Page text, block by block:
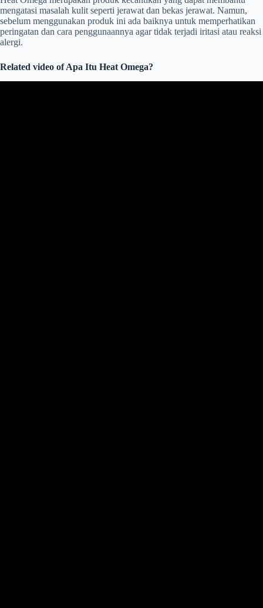
mengatasi masalah kulit seperti jerawat dan bekas jerawat. Namun,
sebelum menggunakan produk ini ada baiknya untuk memperhatikan
peringatan dan cara penggunaannya agar tidak terjadi iritasi atau reaksi
alergi.
Related video of Apa Itu Heat Omega?